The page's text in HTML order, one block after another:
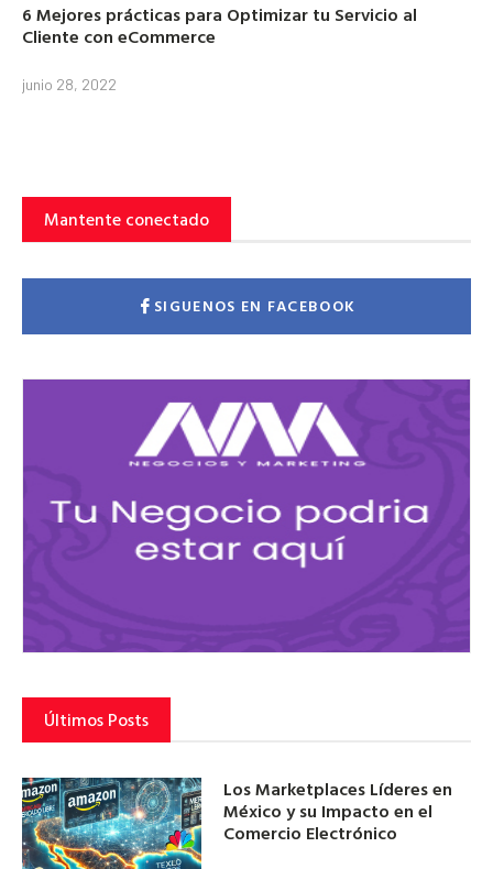
6 Mejores prácticas para Optimizar tu Servicio al
Cliente con eCommerce
junio 28, 2022
Mantente conectado
SIGUENOS EN FACEBOOK
Últimos Posts
Los Marketplaces Líderes en
México y su Impacto en el
Comercio Electrónico